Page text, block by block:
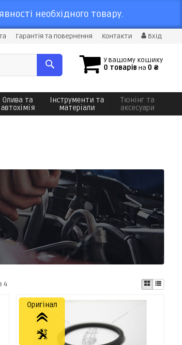
необхідного товару.
Гарантія та повернення Контакти Вхід
У вашому кошику
0 товарів на 0 ₴
Олива та
автохімія
Інструменти та
матеріали
Тюнінг та
аксесуари
4
Оригінал